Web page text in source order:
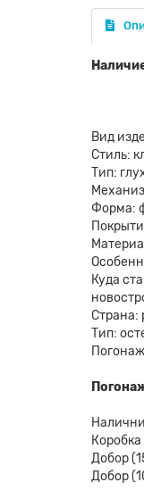
Вид
Стиль:
Тип:
Форма:
Куда
Страна:
Тип:
Добор
Добор